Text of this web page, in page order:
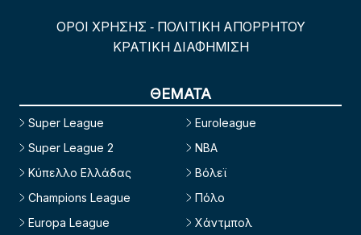
ΟΡΟΙ ΧΡΗΣΗΣ - ΠΟΛΙΤΙΚΗ ΑΠΟΡΡΗΤΟΥ
ΚΡΑΤΙΚΗ ΔΙΑΦΗΜΙΣΗ
ΘΕΜΑΤΑ
Super League
Super League 2
Κύπελλο Ελλάδας
Champions League
Europa League
Euroleague
NBA
Βόλεϊ
Πόλο
Χάντμπολ